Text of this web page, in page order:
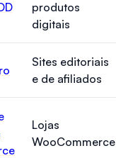
produtos
digitais
Sites editoriais
e de afiliados
Lojas
WooCommerce